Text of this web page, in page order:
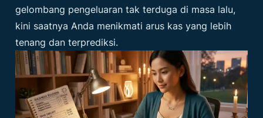
gelombang pengeluaran tak terduga di masa lalu,
kini saatnya Anda menikmati arus kas yang lebih
tenang dan terprediksi.